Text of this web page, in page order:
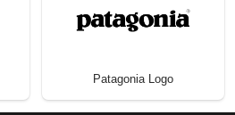
Patagonia Logo